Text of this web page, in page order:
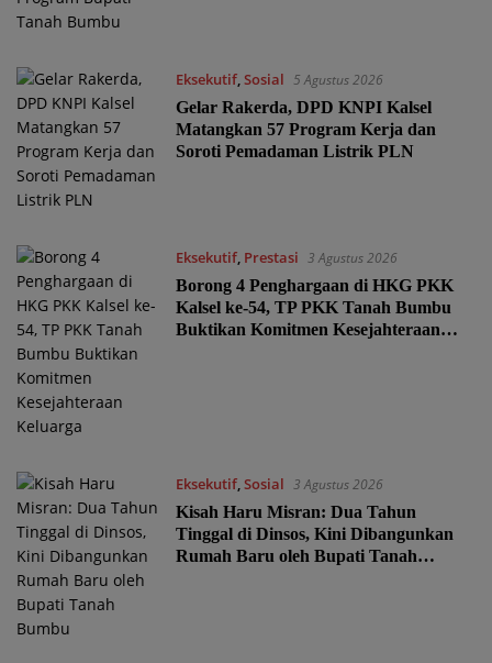
Eksekutif,Sosial 5 Agustus 2026
Gelar Rakerda, DPD KNPI Kalsel
Matangkan 57 Program Kerja dan
Soroti Pemadaman Listrik PLN
Eksekutif, Prestasi 3 Agustus 2026
Borong 4 Penghargaan di HKG PKK
Kalsel ke-54, TP PKK Tanah Bumbu
Buktikan Komitmen Kesejahteraan
Eksekutif,Sosial 3 Agustus 2026
Kisah Haru Misran: Dua Tahun
Tinggal di Dinsos, Kini Dibangunkan
Rumah Baru oleh Bupati Tanah